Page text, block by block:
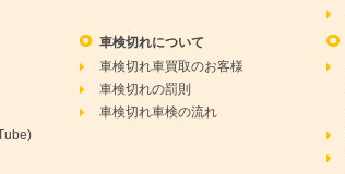
車検切れについて
車検切れ車買取のお客様
車検切れの罰則
車検切れ車検の流れ